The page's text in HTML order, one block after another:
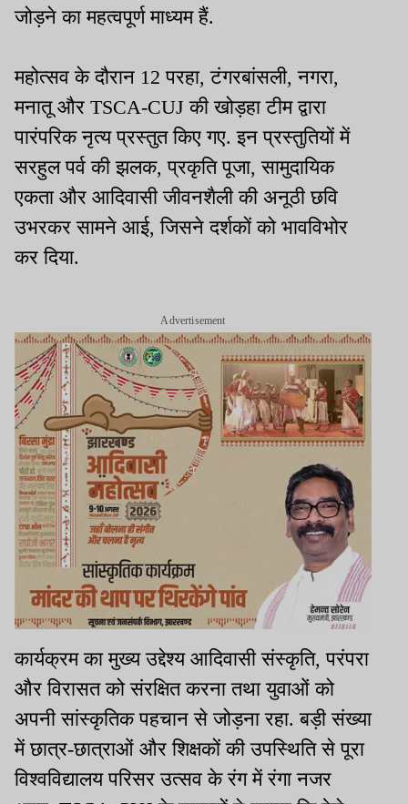
जोड़ने का महत्वपूर्ण माध्यम हैं.
महोत्सव के दौरान 12 परहा, टंगरबांसली, नगरा,
मनातू और TSCA-CUJ की खोड़हा टीम द्वारा
पारंपरिक नृत्य प्रस्तुत किए गए. इन प्रस्तुतियों में
सरहुल पर्व की झलक, प्रकृति पूजा, सामुदायिक
एकता और आदिवासी जीवनशैली की अनूठी छवि
उभरकर सामने आई, जिसने दर्शकों को भावविभोर
कर दिया.
Advertisement
कार्यक्रम का मुख्य उद्देश्य आदिवासी संस्कृति, परंपरा
और विरासत को संरक्षित करना तथा युवाओं को
अपनी सांस्कृतिक पहचान से जोड़ना रहा. बड़ी संख्या
में छात्र-छात्राओं और शिक्षकों की उपस्थिति से पूरा
विश्वविद्यालय परिसर उत्सव के रंग में रंगा नजर